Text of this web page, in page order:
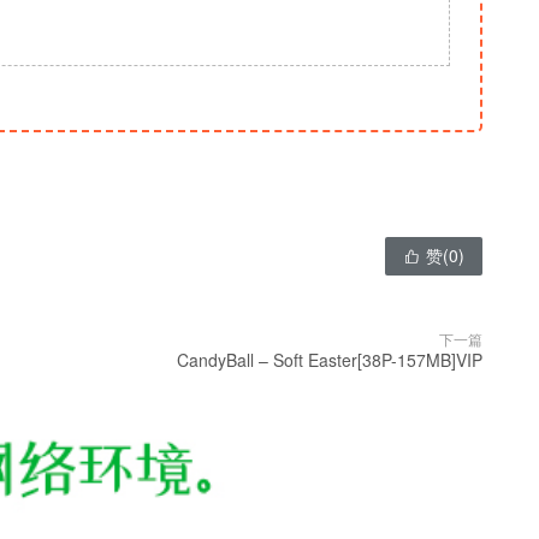
 赞(0)
下一篇
CandyBall – Soft Easter[38P-157MB]VIP